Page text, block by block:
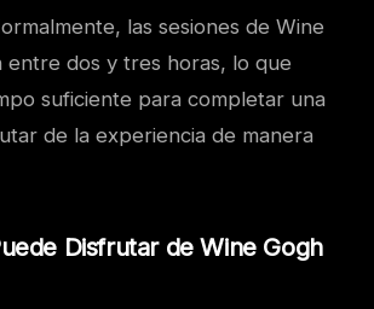
las sesiones de Wine
entre dos y tres horas, lo que
suficiente para completar una
de la experiencia de manera
Disfrutar de Wine Gogh